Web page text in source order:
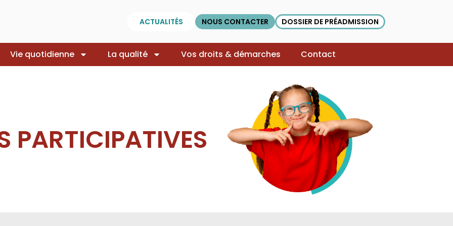
ACTUALITÉS NOUS CONTACTER DOSSIER DE PRÉADMISSION
Vie quotidienne La qualité Vos droits & démarches Contact
PARTICIPATIVES